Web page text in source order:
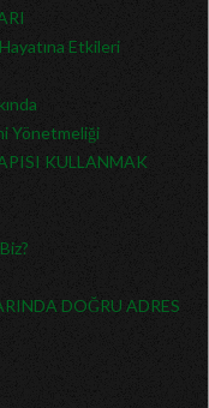
Etkileri
Yönetmeliği
KULLANMAK
DOĞRU ADRES